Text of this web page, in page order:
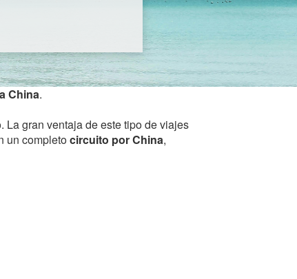
China.
gran ventaja de este tipo de viajes
un completocircuito por China,